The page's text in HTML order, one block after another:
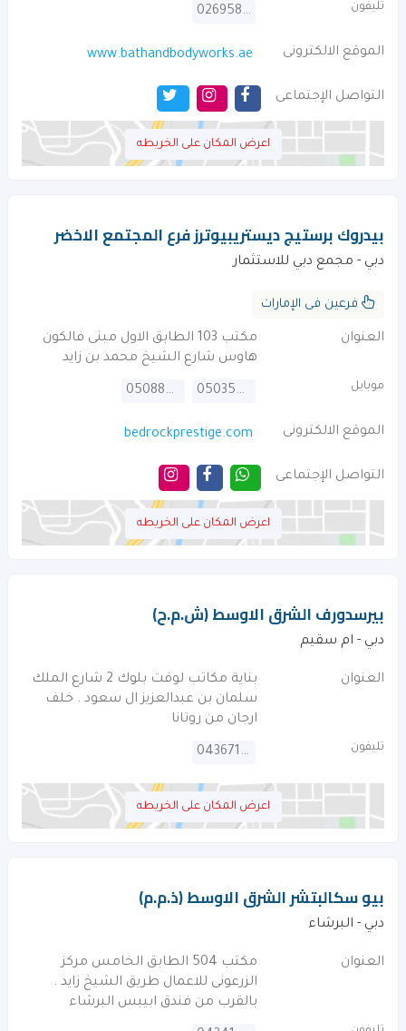
تليفون 026958175
الموقع الالكترونى www.bathandbodyworks.ae
التواصل الإجتماعى
اعرض المكان على الخريطه
بيدروك برستيج ديستريبيوترز فرع المجتمع الاخضر
دبي - مجمع دبي للاستثمار
فرعين فى الإمارات
العنوان
مكتب 103 الطابق الاول مبنى فالكون
هاوس شارع الشيخ محمد بن زايد
موبايل 0503593454
0508898965
الموقع الالكترونى bedrockprestige.com
التواصل الإجتماعى
اعرض المكان على الخريطه
بيرسدورف الشرق الاوسط (ش.م.ح)
دبي - ام سقيم
العنوان
بناية مكاتب لوفت بلوك 2 شارع الملك
سلمان بن عبدالعزيز ال سعود . خلف
ارجان من روتانا
تليفون 043671047
اعرض المكان على الخريطه
بيو سكالبتشر الشرق الاوسط (ذ.م.م)
دبي - البرشاء
العنوان
مكتب 504 الطابق الخامس مركز
الزرعونى للاعمال طريق الشيخ زايد .
بالقرب من فندق ابيبس البرشاء